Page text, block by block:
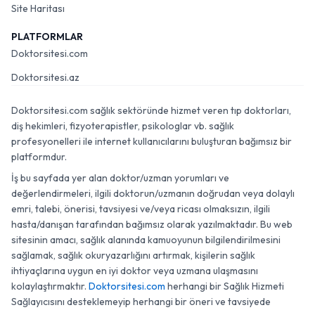
Site Haritası
PLATFORMLAR
Doktorsitesi.com
Doktorsitesi.az
Doktorsitesi.com sağlık sektöründe hizmet veren tıp doktorları,
diş hekimleri, fizyoterapistler, psikologlar vb. sağlık
profesyonelleri ile internet kullanıcılarını buluşturan bağımsız bir
platformdur.
İş bu sayfada yer alan doktor/uzman yorumları ve
değerlendirmeleri, ilgili doktorun/uzmanın doğrudan veya dolaylı
emri, talebi, önerisi, tavsiyesi ve/veya ricası olmaksızın, ilgili
hasta/danışan tarafından bağımsız olarak yazılmaktadır. Bu web
sitesinin amacı, sağlık alanında kamuoyunun bilgilendirilmesini
sağlamak, sağlık okuryazarlığını artırmak, kişilerin sağlık
ihtiyaçlarına uygun en iyi doktor veya uzmana ulaşmasını
kolaylaştırmaktır. Doktorsitesi.com herhangi bir Sağlık Hizmeti
Sağlayıcısını desteklemeyip herhangi bir öneri ve tavsiyede